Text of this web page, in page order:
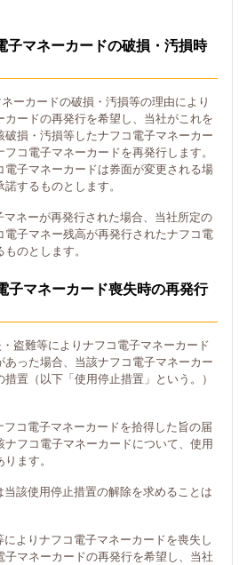
子マネーカードの破損・汚損時
ーカードの破損・汚損等の理由により
カードの再発行を希望し、当社がこれを
破損・汚損等したナフコ電子マネーカー
フコ電子マネーカードを再発行します。
電子マネーカードは券面が変更される場
するものとします。
ネーが再発行された場合、当社所定の
電子マネー残高が再発行されたナフコ電
のとします。
子マネーカード喪失時の再発行
盗難等によりナフコ電子マネーカード
あった場合、当該ナフコ電子マネーカー
措置（以下「使用停止措置」という。）
コ電子マネーカードを拾得した旨の届
ナフコ電子マネーカードについて、使用
ます。
該使用停止措置の解除を求めることは
よりナフコ電子マネーカードを喪失し
子マネーカードの再発行を希望し、当社